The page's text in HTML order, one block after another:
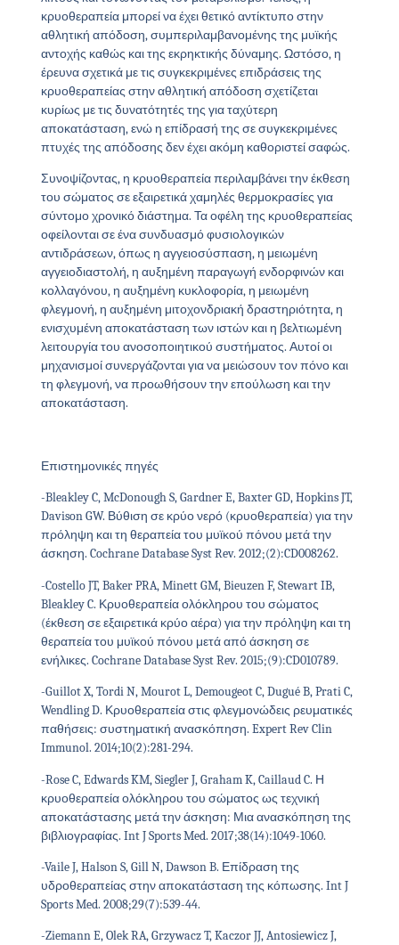
κρυοθεραπεία μπορεί να έχει θετικό αντίκτυπο στην
αθλητική απόδοση, συμπεριλαμβανομένης της μυϊκής
αντοχής καθώς και της εκρηκτικής δύναμης. Ωστόσο, η
έρευνα σχετικά με τις συγκεκριμένες επιδράσεις της
κρυοθεραπείας στην αθλητική απόδοση σχετίζεται
κυρίως με τις δυνατότητές της για ταχύτερη
αποκατάσταση, ενώ η επίδρασή της σε συγκεκριμένες
πτυχές της απόδοσης δεν έχει ακόμη καθοριστεί σαφώς.
Συνοψίζοντας, η κρυοθεραπεία περιλαμβάνει την έκθεση
του σώματος σε εξαιρετικά χαμηλές θερμοκρασίες για
σύντομο χρονικό διάστημα. Τα οφέλη της κρυοθεραπείας
οφείλονται σε ένα συνδυασμό φυσιολογικών
αντιδράσεων, όπως η αγγειοσύσπαση, η μειωμένη
αγγειοδιαστολή, η αυξημένη παραγωγή ενδορφινών και
κολλαγόνου, η αυξημένη κυκλοφορία, η μειωμένη
φλεγμονή, η αυξημένη μιτοχονδριακή δραστηριότητα, η
ενισχυμένη αποκατάσταση των ιστών και η βελτιωμένη
λειτουργία του ανοσοποιητικού συστήματος. Αυτοί οι
μηχανισμοί συνεργάζονται για να μειώσουν τον πόνο και
τη φλεγμονή, να προωθήσουν την επούλωση και την
αποκατάσταση.
Επιστημονικές πηγές
-Bleakley C, McDonough S, Gardner E, Baxter GD, Hopkins JT,
Davison GW. Βύθιση σε κρύο νερό (κρυοθεραπεία) για την
πρόληψη και τη θεραπεία του μυϊκού πόνου μετά την
άσκηση. Cochrane Database Syst Rev. 2012;(2):CD008262.
-Costello JT, Baker PRA, Minett GM, Bieuzen F, Stewart IB,
Bleakley C. Κρυοθεραπεία ολόκληρου του σώματος
(έκθεση σε εξαιρετικά κρύο αέρα) για την πρόληψη και τη
θεραπεία του μυϊκού πόνου μετά από άσκηση σε
ενήλικες. Cochrane Database Syst Rev. 2015;(9):CD010789.
-Guillot X, Tordi N, Mourot L, Demougeot C, Dugué B, Prati C,
Wendling D. Κρυοθεραπεία στις φλεγμονώδεις ρευματικές
παθήσεις: συστηματική ανασκόπηση. Expert Rev Clin
Immunol. 2014;10(2):281-294.
-Rose C, Edwards KM, Siegler J, Graham K, Caillaud C. Η
κρυοθεραπεία ολόκληρου του σώματος ως τεχνική
αποκατάστασης μετά την άσκηση: Μια ανασκόπηση της
βιβλιογραφίας. Int J Sports Med. 2017;38(14):1049-1060.
-Vaile J, Halson S, Gill N, Dawson B. Επίδραση της
υδροθεραπείας στην αποκατάσταση της κόπωσης. Int J
Sports Med. 2008;29(7):539-44.
-Ziemann E, Olek RA, Grzywacz T, Kaczor JJ, Antosiewicz J,